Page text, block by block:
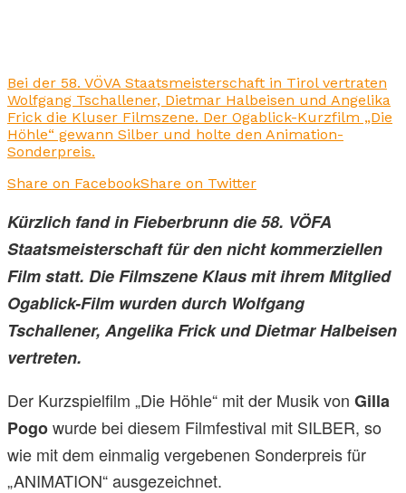
Bei der 58. VÖVA Staatsmeisterschaft in Tirol vertraten
Wolfgang Tschallener, Dietmar Halbeisen und Angelika
Frick die Kluser Filmszene. Der Ogablick-Kurzfilm „Die
Höhle“ gewann Silber und holte den Animation-
Sonderpreis.
Share on FacebookShare on Twitter
Kürzlich fand in Fieberbrunn die 58. VÖFA
Staatsmeisterschaft für den nicht kommerziellen
Film statt. Die Filmszene Klaus mit ihrem Mitglied
Ogablick-Film wurden durch Wolfgang
Tschallener, Angelika Frick und Dietmar Halbeisen
vertreten.
Der Kurzspielfilm „Die Höhle“ mit der Musik von Gilla
Pogowurde bei diesem Filmfestival mit SILBER, so
wie mit dem einmalig vergebenen Sonderpreis für
„ANIMATION“ ausgezeichnet.